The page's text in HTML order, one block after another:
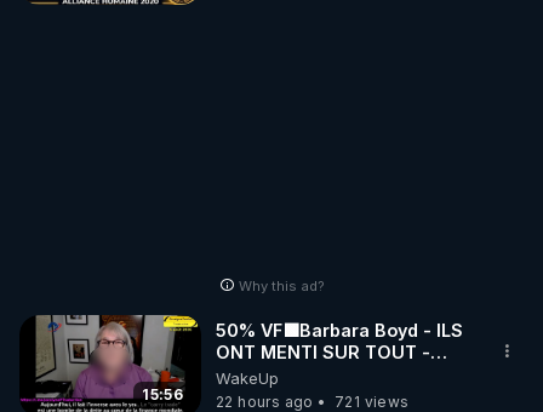
Why this ad?
15:56
50% VF🟩Barbara Boyd - ILS
ONT MENTI SUR TOUT -
Jocelyne Traduction
WakeUp
22 hours ago
721 views